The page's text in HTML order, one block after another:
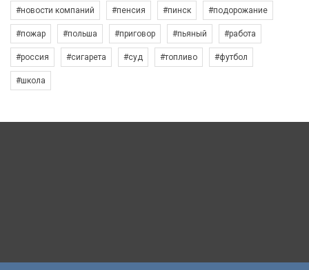
#новости компаний #пенсия #пинск #подорожание
#пожар #польша #приговор #пьяный #работа
#россия #сигарета #суд #топливо #футбол
#школа